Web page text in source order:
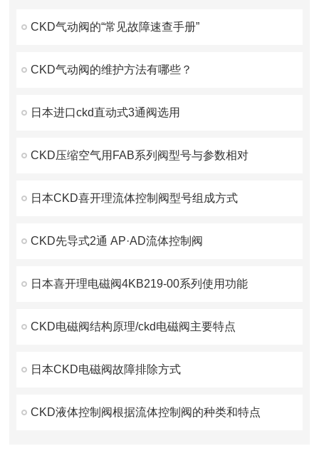
CKD气动阀的“常见故障速查手册”
CKD气动阀的维护方法有哪些？
日本进口ckd直动式3通阀选用
CKD压缩空气用FAB系列阀型号与参数相对
日本CKD喜开理流体控制阀型号组成方式
CKD先导式2通 AP·AD流体控制阀
日本喜开理电磁阀4KB219-00系列使用功能
CKD电磁阀结构原理/ckd电磁阀主要特点
日本CKD电磁阀故障排除方式
CKD液体控制阀根据流体控制阀的种类和特点